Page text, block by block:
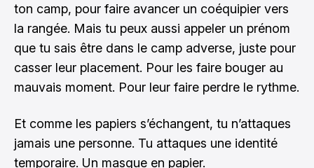
ton camp, pour faire avancer un coéquipier vers
la rangée. Mais tu peux aussi appeler un prénom
que tu sais être dans le camp adverse, juste pour
casser leur placement. Pour les faire bouger au
mauvais moment. Pour leur faire perdre le rythme.
Et comme les papiers s’échangent, tu n’attaques
jamais une personne. Tu attaques une identité
temporaire. Un masque en papier.